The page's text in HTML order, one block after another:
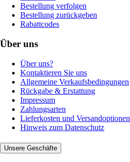
Bestellung verfolgen
Bestellung zurückgeben
Rabattcodes
Über uns
Über uns?
Kontaktieren Sie uns
Allgemeine Verkaufsbedingungen
Rückgabe & Erstattung
Impressum
Zahlungsarten
Lieferkosten und Versandoptionen
Hinweis zum Datenschutz
Unsere Geschäfte